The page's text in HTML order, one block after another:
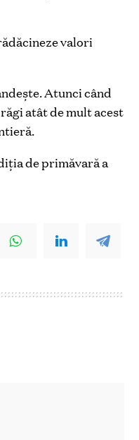
valori
Atunci când
atât de mult acest
de primăvară a